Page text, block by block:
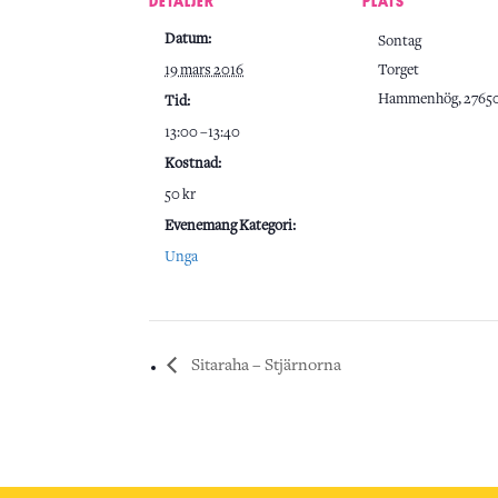
Datum:
19 mars 2016
Tid:
13:00 –13:40
Kostnad:
50 kr
Evenemang Kategori:
Unga
Sontag
Torget
Hammenhög,
Sitaraha – Stjärnorna